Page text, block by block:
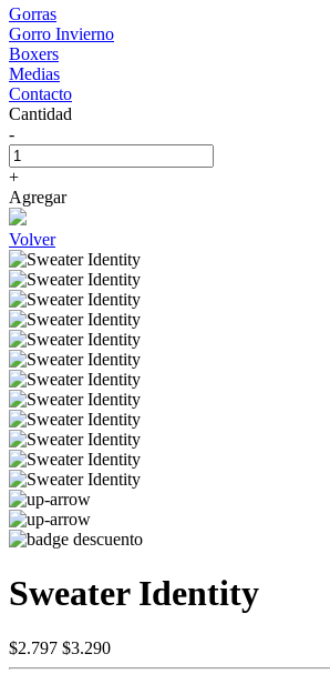
Gorras
Gorro Invierno
Boxers
Medias
Contacto
Cantidad
-
+
Agregar
Volver
Sweater Identity
$2.797 $3.290